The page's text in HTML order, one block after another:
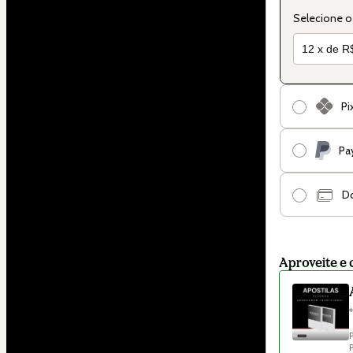
Selecione
Aproveite e